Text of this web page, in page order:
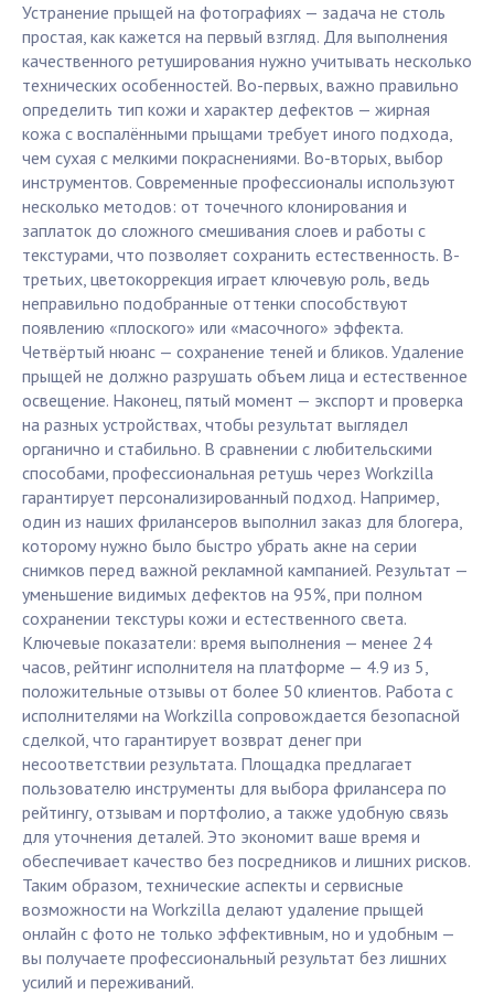
Устранение прыщей на фотографиях — задача не столь
простая, как кажется на первый взгляд. Для выполнения
качественного ретуширования нужно учитывать несколько
технических особенностей. Во-первых, важно правильно
определить тип кожи и характер дефектов — жирная
кожа с воспалёнными прыщами требует иного подхода,
чем сухая с мелкими покраснениями. Во-вторых, выбор
инструментов. Современные профессионалы используют
несколько методов: от точечного клонирования и
заплаток до сложного смешивания слоев и работы с
текстурами, что позволяет сохранить естественность. В-
третьих, цветокоррекция играет ключевую роль, ведь
неправильно подобранные оттенки способствуют
появлению «плоского» или «масочного» эффекта.
Четвёртый нюанс — сохранение теней и бликов. Удаление
прыщей не должно разрушать объем лица и естественное
освещение. Наконец, пятый момент — экспорт и проверка
на разных устройствах, чтобы результат выглядел
органично и стабильно. В сравнении с любительскими
способами, профессиональная ретушь через Workzilla
гарантирует персонализированный подход. Например,
один из наших фрилансеров выполнил заказ для блогера,
которому нужно было быстро убрать акне на серии
снимков перед важной рекламной кампанией. Результат —
уменьшение видимых дефектов на 95%, при полном
сохранении текстуры кожи и естественного света.
Ключевые показатели: время выполнения — менее 24
часов, рейтинг исполнителя на платформе — 4.9 из 5,
положительные отзывы от более 50 клиентов. Работа с
исполнителями на Workzilla сопровождается безопасной
сделкой, что гарантирует возврат денег при
несоответствии результата. Площадка предлагает
пользователю инструменты для выбора фрилансера по
рейтингу, отзывам и портфолио, а также удобную связь
для уточнения деталей. Это экономит ваше время и
обеспечивает качество без посредников и лишних рисков.
Таким образом, технические аспекты и сервисные
возможности на Workzilla делают удаление прыщей
онлайн с фото не только эффективным, но и удобным —
вы получаете профессиональный результат без лишних
усилий и переживаний.